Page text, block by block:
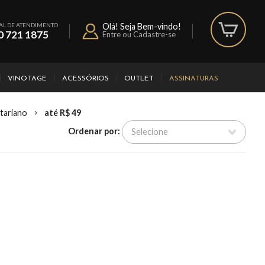
DE ATENDIMENTO
721 1875
Olá! Seja Bem-vindo!
Entre ou Cadastre-se
VINOTAGE ACESSÓRIOS OUTLET ASSINATURAS
até R$ 49
Ordenar por: